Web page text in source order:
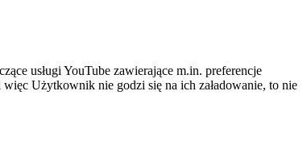
usługi YouTube zawierające m.in. preferencje
Użytkownik nie godzi się na ich załadowanie, to nie